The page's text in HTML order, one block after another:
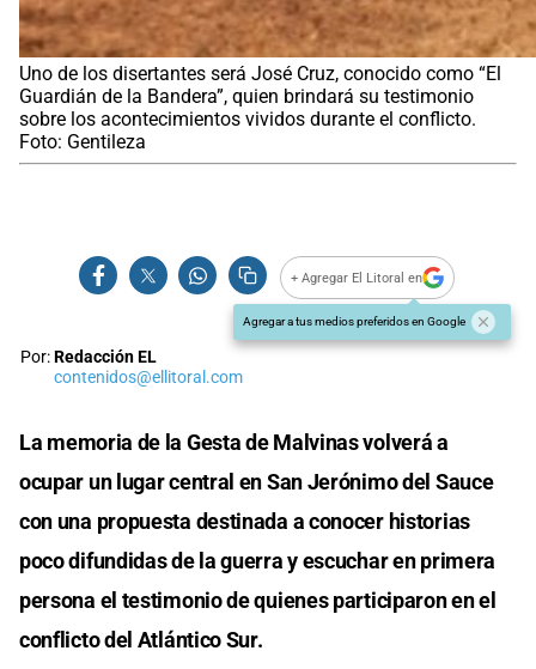
Uno de los disertantes será José Cruz, conocido como “El
Guardián de la Bandera”, quien brindará su testimonio
sobre los acontecimientos vividos durante el conflicto.
Foto: Gentileza
+ Agregar El Litoral en
Agregar a tus medios preferidos en Google
Por:Redacción EL
contenidos@ellitoral.com
La memoria de la Gesta de Malvinas volverá a
ocupar un lugar central en San Jerónimo del Sauce
con una propuesta destinada a conocer historias
poco difundidas de la guerra y escuchar en primera
persona el testimonio de quienes participaron en el
conflicto del Atlántico Sur.